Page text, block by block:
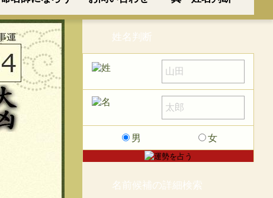
姓名判断
男 女
名前候補の詳細検索